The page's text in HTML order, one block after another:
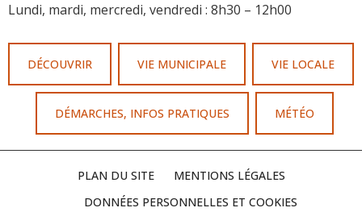
Lundi, mardi, mercredi, vendredi : 8h30 – 12h00
DÉCOUVRIR VIE MUNICIPALE VIE LOCALE
DÉMARCHES, INFOS PRATIQUES MÉTÉO
PLAN DU SITE
MENTIONS LÉGALES
DONNÉES PERSONNELLES ET COOKIES